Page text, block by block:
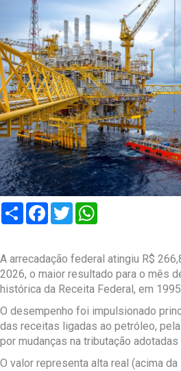
Compartilhar
Facebook
Twitter
A arrecadação federal atingiu R$
2026, o maior resultado para o mês
histórica da Receita Federal, em
O desempenho foi impulsionado
das receitas ligadas ao petróleo,
por mudanças na tributação
O valor representa alta real (acima